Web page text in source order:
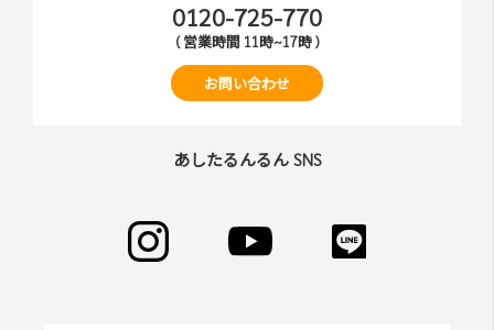
0120-725-770
( 営業時間 11時~17時 )
お問い合わせ
あしたるんるん SNS